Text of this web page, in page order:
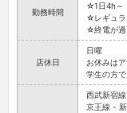
勤務時間
☆1日4h～
☆レギュラ
☆終電が過
店休日
日曜
お休みは
学生の方
西武新宿
京王線 -